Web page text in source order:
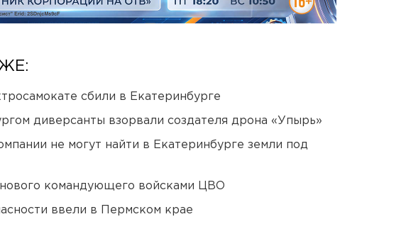
сбили в Екатеринбурге
диверсанты взорвали создателя дрона «Упырь»
не могут найти в Екатеринбурге земли под
нового командующего войсками ЦВО
ввели в Пермском крае